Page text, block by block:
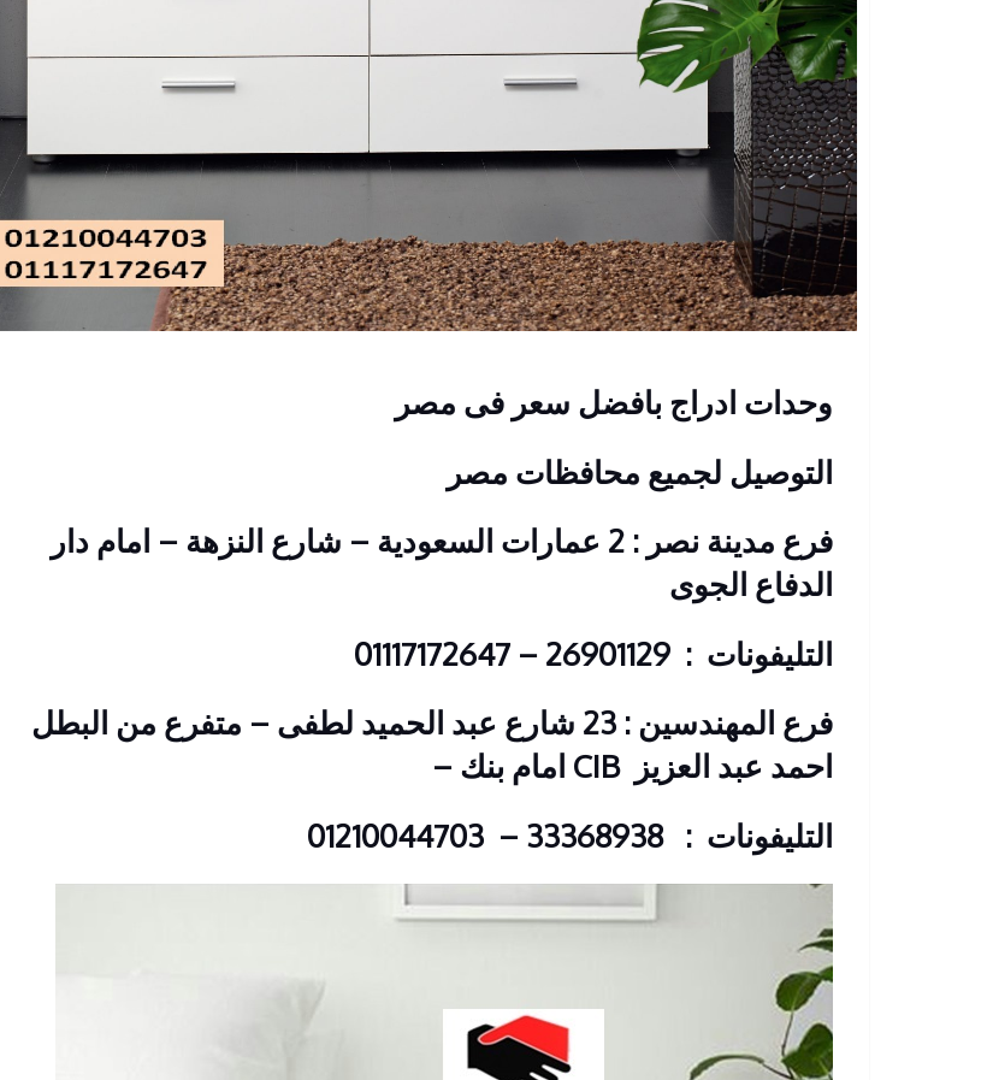
وحدات ادراج بافضل سعر فى مصر
التوصيل لجميع محافظات مصر
فرع مدينة نصر : 2 عمارات السعودية – شارع النزهة – امام دار
الدفاع الجوى
التليفونات : 26901129 – 01117172647
فرع المهندسين : 23 شارع عبد الحميد لطفى – متفرع من البطل
احمد عبد العزيز CIB امام بنك
–
التليفونات : 33368938 – 01210044703